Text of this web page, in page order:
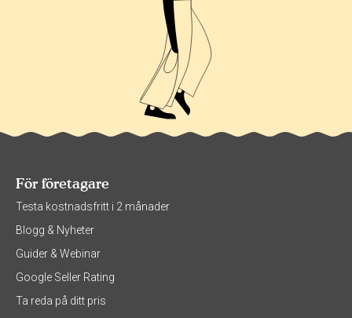
För företagare
Testa kostnadsfritt i 2 månader
Blogg & Nyheter
Guider & Webinar
Google Seller Rating
Ta reda på ditt pris